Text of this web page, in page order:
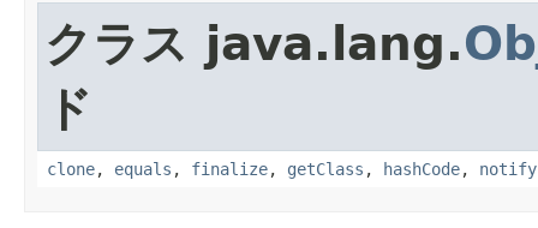
クラス java.lang.
ド
clone, equals , finalize, getClass , hashCode, notify